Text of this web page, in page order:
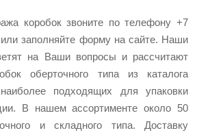
коробок звоните по телефону +7
заполняйте форму на сайте. Наши
на Ваши вопросы и рассчитают
оберточного типа из каталога
подходящих для упаковки
В нашем ассортименте около 50
и складного типа. Доставку